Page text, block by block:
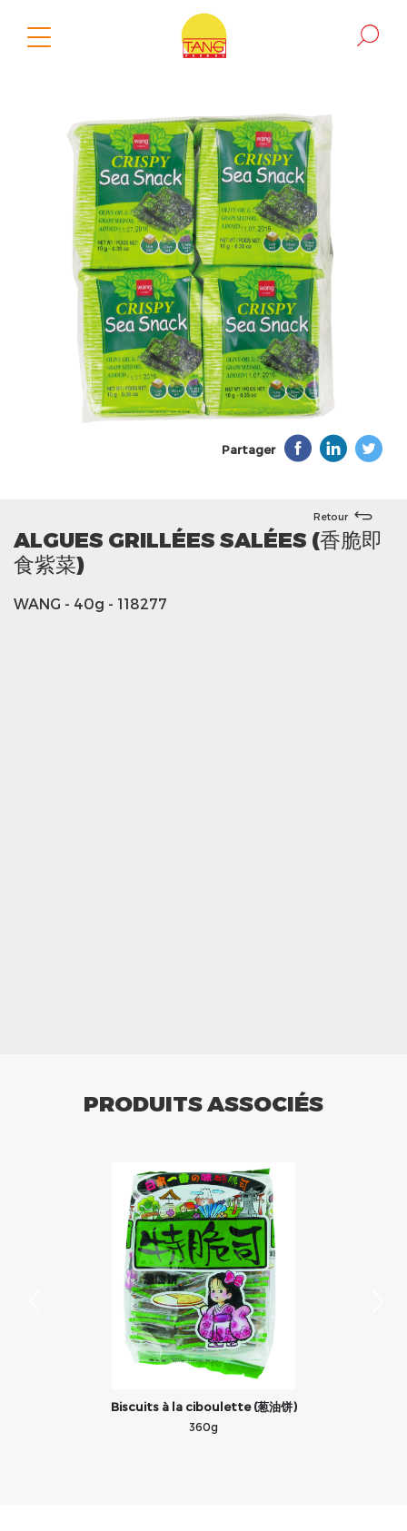
Partager
Retour
ALGUES GRILLÉES SALÉES (香脆即
食紫菜)
WANG - 40g - 118277
PRODUITS ASSOCIÉS
Biscuits à la ciboulette (葱油饼)
360g